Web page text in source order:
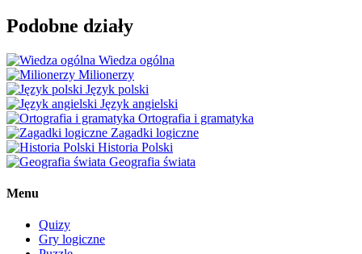
Podobne działy
Wiedza ogólna
Milionerzy
Język polski
Język angielski
Ortografia i gramatyka
Zagadki logiczne
Historia Polski
Geografia świata
Menu
Quizy
Gry logiczne